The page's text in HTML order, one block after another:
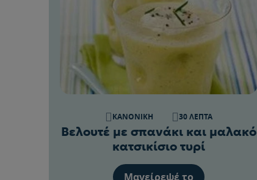
Βελουτέ με σπανάκι και μαλακό
κατσικίσιο τυρί
ΚΑΝΟΝΙΚΉ 30 ΛΕΠΤΆ
Μαγείρεψέ το